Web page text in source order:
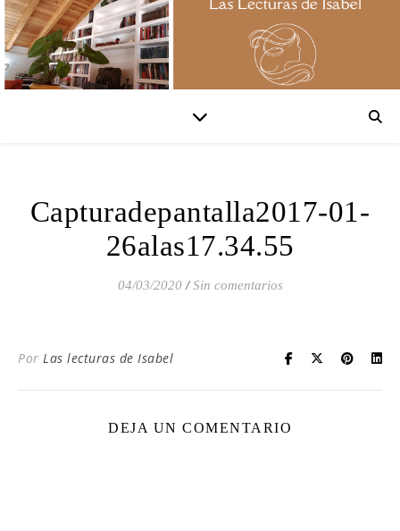
Capturadepantalla2017-01-
26alas17.34.55
04/03/2020 / Sin comentarios
Por Las lecturas de Isabel
DEJA UN COMENTARIO